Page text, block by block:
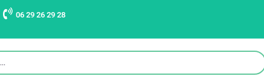
06 29 26 29 28